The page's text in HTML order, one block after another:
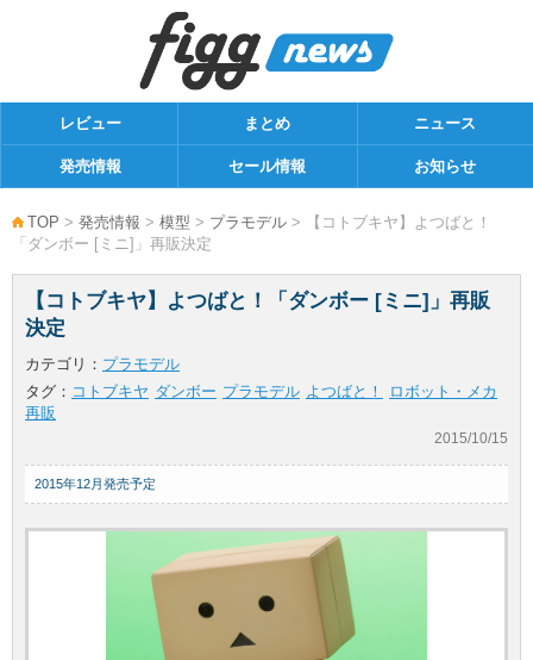
レビュー まとめ ニュース
発売情報 セール情報 お知らせ
TOP > 発売情報 > 模型 > プラモデル > 【コトブキヤ】よつばと！
「ダンボー [ミニ]」再販決定
【コトブキヤ】よつばと！「ダンボー [ミニ]」再販
決定
カテゴリ： プラモデル
タグ： コトブキヤ ダンボー プラモデル よつばと！
ロボット・メカ
再販
2015/10/15
2015年12月発売予定